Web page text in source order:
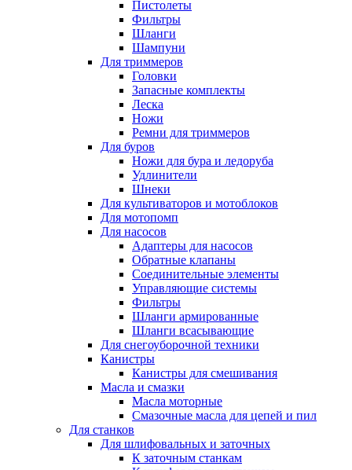
Пистолеты
Фильтры
Шланги
Шампуни
Для триммеров
Головки
Запасные комплекты
Леска
Ножи
Ремни для триммеров
Для буров
Ножи для бура и ледоруба
Удлинители
Шнеки
Для культиваторов и мотоблоков
Для мотопомп
Для насосов
Адаптеры для насосов
Обратные клапаны
Соединительные элементы
Управляющие системы
Фильтры
Шланги армированные
Шланги всасывающие
Для снегоуборочной техники
Канистры
Канистры для смешивания
Масла и смазки
Масла моторные
Смазочные масла для цепей и пил
Для станков
Для шлифовальных и заточных
К заточным станкам